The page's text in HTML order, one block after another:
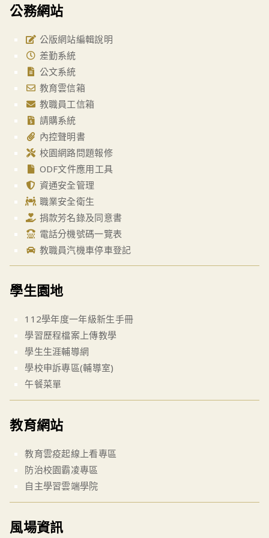
公務網站
公版網站編輯說明
差勤系統
公文系統
教育雲信箱
教職員工信箱
請購系統
內控聲明書
校園網路問題報修
ODF文件應用工具
資通安全管理
職業安全衛生
捐款芳名錄及同意書
電話分機號碼一覽表
教職員汽機車停車登記
學生園地
112學年度一年級新生手冊
學習歷程檔案上傳教學
學生生涯輔導網
學校申訴專區(輔導室)
午餐菜單
教育網站
教育雲疫起線上看專區
防治校園霸凌專區
自主學習雲端學院
風場資訊